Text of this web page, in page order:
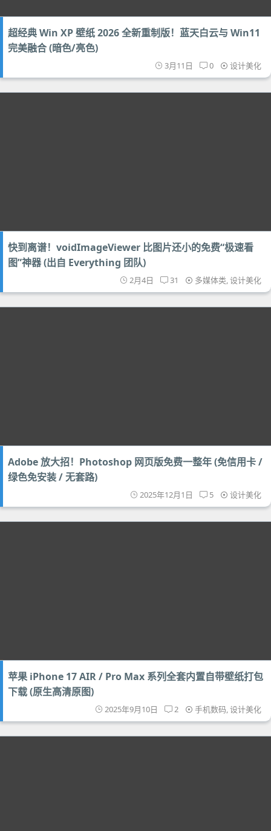
超经典 Win XP 壁纸 2026 全新重制版！蓝天白云与 Win11
完美融合 (暗色/亮色)
3月11日 0 设计美化
快到离谱！voidImageViewer 比图片还小的免费“极速看
图”神器 (出自 Everything 团队)
2月4日 31 多媒体类,设计美化
Adobe 放大招！Photoshop 网页版免费一整年 (免信用卡 /
绿色免安装 / 无套路)
2025年12月1日 5 设计美化
苹果 iPhone 17 AIR / Pro Max 系列全套内置自带壁纸打包
下载 (原生高清原图)
2025年9月10日 2 手机数码,设计美化